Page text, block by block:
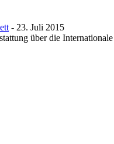
- 23. Juli 2015
über die